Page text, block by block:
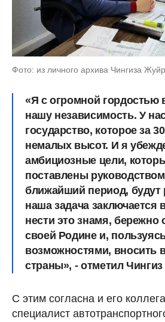
Фото: из личного архива Чингиза
«Я с огромной гордостью
нашу независимость. У
государство, которое за
немалых высот. И я
амбициозные цели,
поставлены
ближайший период, будут
наша задача заключается
нести это знамя, бережно
своей Родине и,
возможностями, вносить
страны», - отметил
С этим согласна и его
специалист